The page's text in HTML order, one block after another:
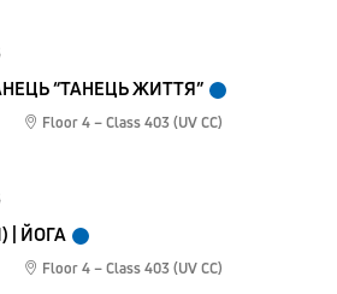
“ТАНЕЦЬ ЖИТТЯ”
Floor 4 – Class 403 (UV CC)
| ЙОГА
Floor 4 – Class 403 (UV CC)